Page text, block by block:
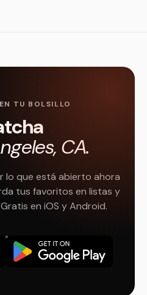
TU BOLSILLO
CA.
lo que está abierto ahora
tus favoritos en listas y
en iOS y Android.